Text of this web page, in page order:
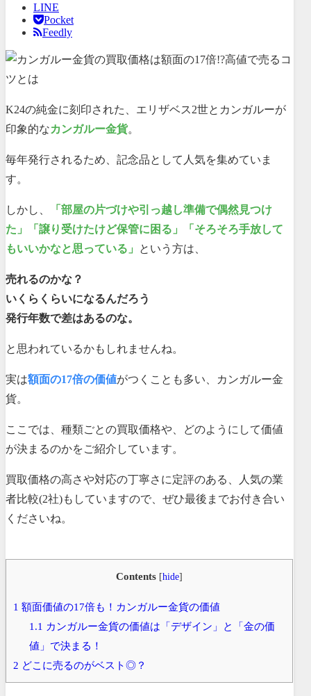
LINE
Pocket
Feedly
K24の純金に刻印された、エリザベス2世とカンガルーが
印象的なカンガルー金貨。
毎年発行されるため、記念品として人気を集めていま
す。
しかし、
「部屋の片づけや引っ越し準備で偶然見つけ
た」「譲り受けたけど保管に困る」「そろそろ手放して
もいいかなと思っている」
という方は、
売れるのかな？
いくらくらいになるんだろう
発行年数で差はあるのな。
と思われているかもしれませんね。
実は額面の17倍の価値がつくことも多い、カンガルー金
貨。
ここでは、種類ごとの買取価格や、どのようにして価値
が決まるのかをご紹介しています。
買取価格の高さや対応の丁寧さに定評のある、人気の業
者比較(2社)もしていますので、ぜひ最後までお付き合い
くださいね。
Contents [hide]
1 額面価値の17倍も！カンガルー金貨の価値
1.1 カンガルー金貨の価値は「デザイン」と「金の価
値」で決まる！
2 どこに売るのがベスト◎？